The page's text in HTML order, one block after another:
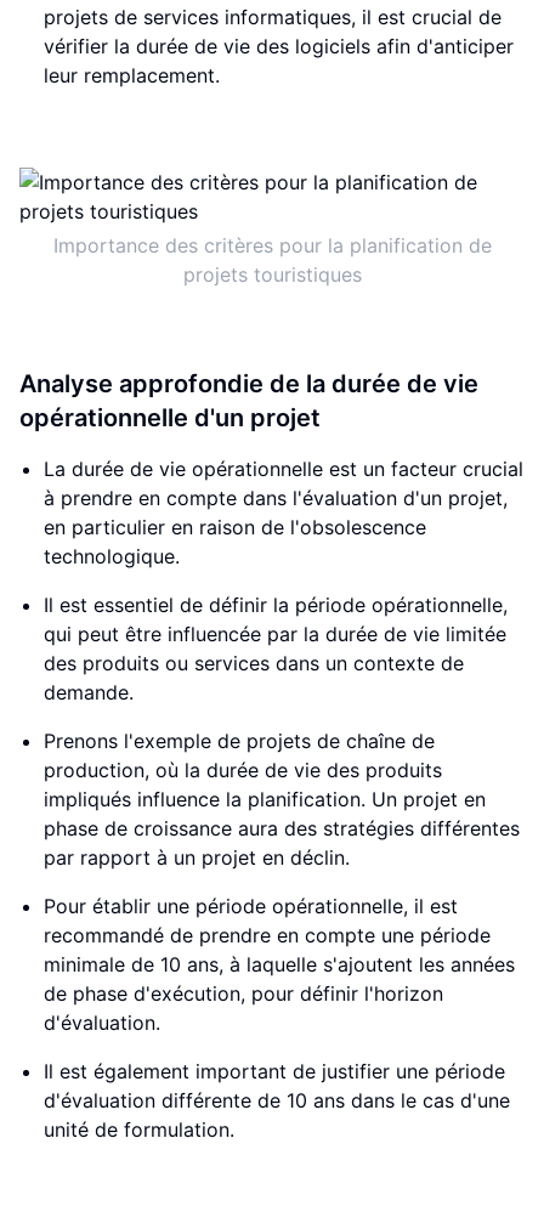
projets de services informatiques, il est crucial de
vérifier la durée de vie des logiciels afin d'anticiper
leur remplacement.
Importance des critères pour la planification de
projets touristiques
Analyse approfondie de la durée de vie
opérationnelle d'un projet
La durée de vie opérationnelle est un facteur crucial
à prendre en compte dans l'évaluation d'un projet,
en particulier en raison de l'obsolescence
technologique.
Il est essentiel de définir la période opérationnelle,
qui peut être influencée par la durée de vie limitée
des produits ou services dans un contexte de
demande.
Prenons l'exemple de projets de chaîne de
production, où la durée de vie des produits
impliqués influence la planification. Un projet en
phase de croissance aura des stratégies différentes
par rapport à un projet en déclin.
Pour établir une période opérationnelle, il est
recommandé de prendre en compte une période
minimale de 10 ans, à laquelle s'ajoutent les années
de phase d'exécution, pour définir l'horizon
d'évaluation.
Il est également important de justifier une période
d'évaluation différente de 10 ans dans le cas d'une
unité de formulation.